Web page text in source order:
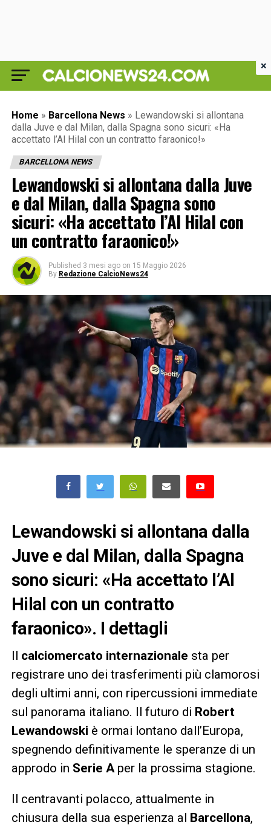
Home » Barcellona News » Lewandowski si allontana
dalla Juve e dal Milan, dalla Spagna sono sicuri: «Ha
accettato l’Al Hilal con un contratto faraonico!»
BARCELLONA NEWS
Lewandowski si allontana dalla Juve
e dal Milan, dalla Spagna sono
sicuri: «Ha accettato l’Al Hilal con
un contratto faraonico!»
Published 3 mesi ago on 15 Maggio 2026
By Redazione CalcioNews24
Lewandowski si allontana dalla
Juve e dal Milan, dalla Spagna
sono sicuri: «Ha accettato l’Al
Hilal con un contratto
faraonico». I dettagli
Il calciomercato internazionale sta per
registrare uno dei trasferimenti più clamorosi
degli ultimi anni, con ripercussioni immediate
sul panorama italiano. Il futuro di Robert
Lewandowski è ormai lontano dall’Europa,
spegnendo definitivamente le speranze di un
approdo in Serie Aper la prossima stagione.
Il centravanti polacco, attualmente in
chiusura della sua esperienza al Barcellona,
×